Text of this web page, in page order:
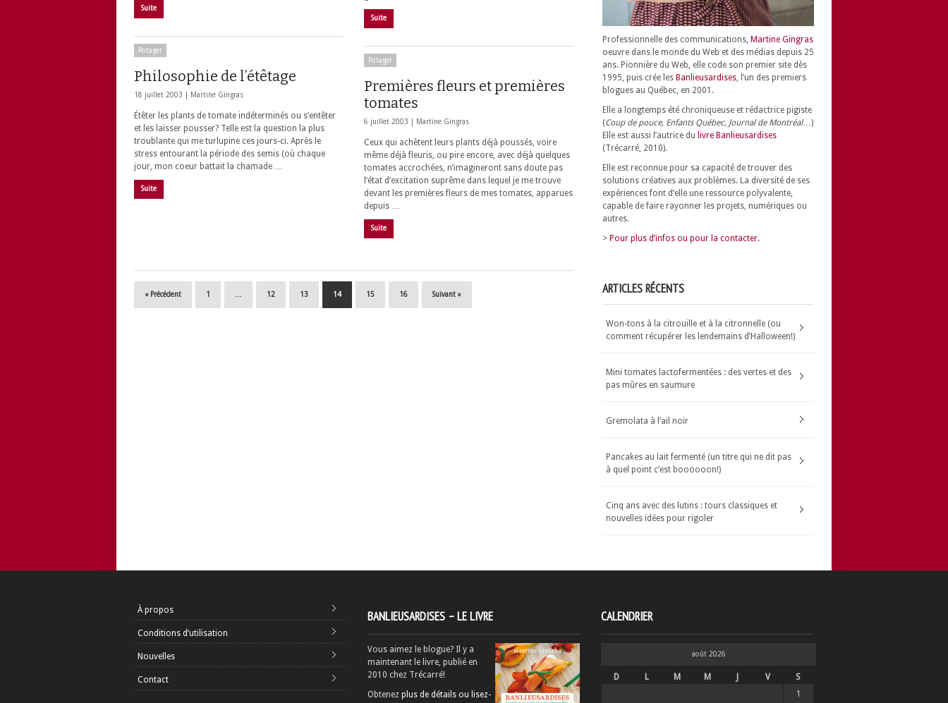
Suite
Suite
Potager
Philosophie de l’étêtage
18 juillet 2003 | Martine Gingras
Étêter les plants de tomate indéterminés ou s’entêter
et les laisser pousser? Telle est la question la plus
troublante qui me turlupine ces jours-ci. Après le
stress entourant la période des semis (où chaque
jour, mon coeur battait la chamade …
Suite
Potager
Premières fleurs et premières
tomates
6 juillet 2003 | Martine Gingras
Ceux qui achètent leurs plants déjà poussés, voire
même déjà fleuris, ou pire encore, avec déjà quelques
tomates accrochées, n’imagineront sans doute pas
l’état d’excitation suprême dans lequel je me trouve
devant les premières fleurs de mes tomates, apparues
depuis …
Suite
« Précédent 1 12 13 14 15 16 Suivant »
Professionnelle des communications, Martine Gingras
oeuvre dans le monde du Web et des médias depuis 25
ans. Pionnière du Web, elle code son premier site dès
1995, puis crée les Banlieusardises , l’un des premiers
blogues au Québec, en 2001.
Elle a longtemps été chroniqueuse et rédactrice pigiste
(Coup de pouce, Enfants Québec, Journal de Montréal…)
Elle est aussi l’autrice du livre Banlieusardises
(Trécarré, 2010).
Elle est reconnue pour sa capacité de trouver des
solutions créatives aux problèmes. La diversité de ses
expériences font d’elle une ressource polyvalente,
capable de faire rayonner les projets, numériques ou
autres.
> Pour plus d’infos ou pour la contacter.
ARTICLES RÉCENTS
Won-tons à la citrouille et à la citronnelle (ou
comment récupérer les lendemains d’Halloween!)
Mini tomates lactofermentées : des vertes et des
pas mûres en saumure
Gremolata à l’ail noir
Pancakes au lait fermenté (un titre qui ne dit pas
à quel point c’est boooooon!)
Cinq ans avec des lutins : tours classiques et
nouvelles idées pour rigoler
À propos
Conditions d’utilisation
Nouvelles
Contact
BANLIEUSARDISES – LE LIVRE
Vous aimez le blogue? Il y a
maintenant le livre, publié en
2010 chez Trécarré!
Obtenez plus de détails ou lisez-
CALENDRIER
août 2026
D L M M J V
S
1